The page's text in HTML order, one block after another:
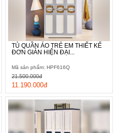
TỦ QUẦN ÁO TRẺ EM THIẾT KẾ
ĐƠN GIẢN HIỆN ĐẠI...
Mã sản phẩm: HPF616Q
11.190.000đ
21.500.000đ